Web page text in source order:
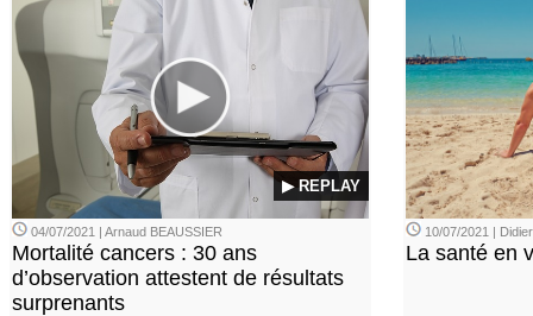
▶ REPLAY
04/07/2021 | Arnaud BEAUSSIER
Mortalité cancers : 30 ans
d’observation attestent de résultats
surprenants
10/07/2021 |
La santé en